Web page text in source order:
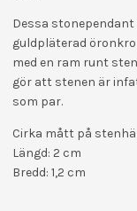
Dessa
guldpläterad
med en ram runt
gör att stenen är
som par.
Cirka mått på
Längd: 2 cm
Bredd: 1,2 cm